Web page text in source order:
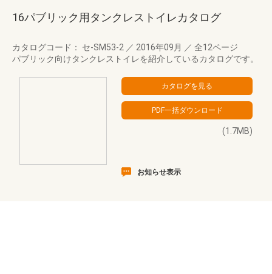
16パブリック用タンクレストイレカタログ
カタログコード： セ-SM53-2 ／ 2016年09月 ／ 全12ページ
パブリック向けタンクレストイレを紹介しているカタログです。
(1.7MB)
お知らせ表示